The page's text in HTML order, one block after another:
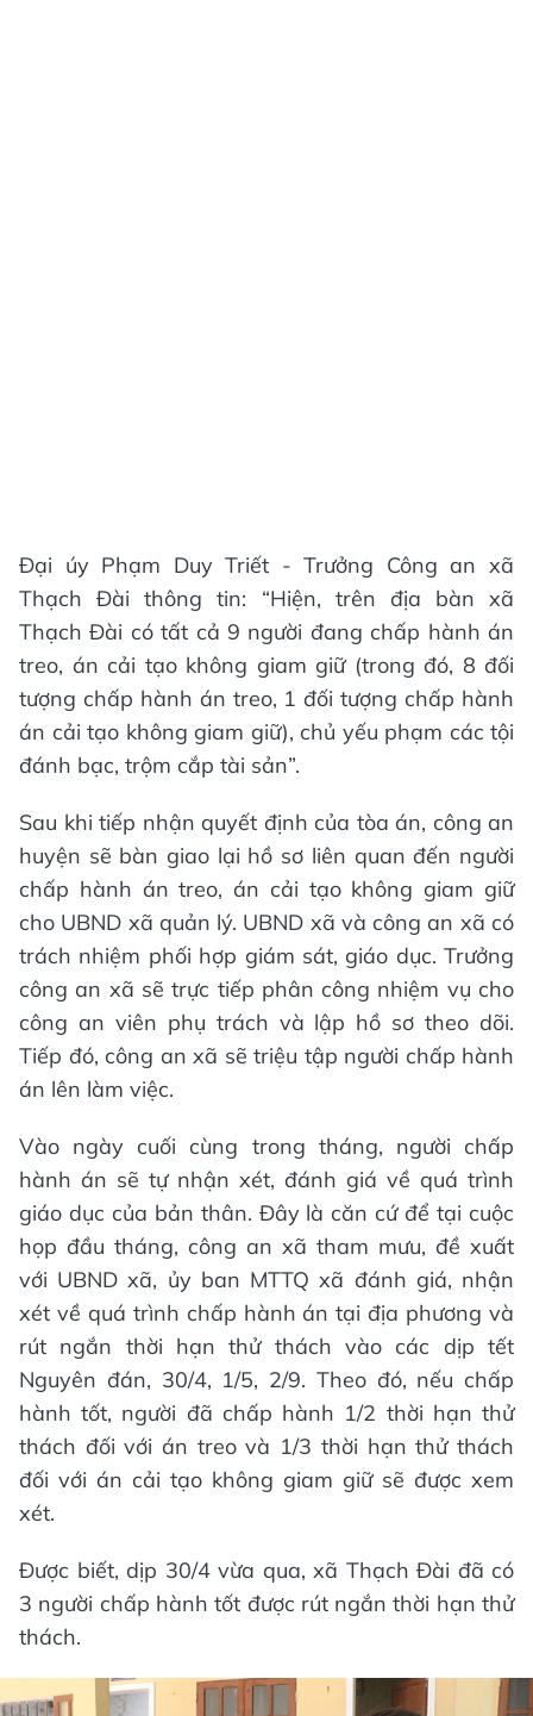
Đại úy Phạm Duy Triết - Trưởng Công an xã
Thạch Đài thông tin: “Hiện, trên địa bàn xã
Thạch Đài có tất cả 9 người đang chấp hành án
treo, án cải tạo không giam giữ (trong đó, 8 đối
tượng chấp hành án treo, 1 đối tượng chấp hành
án cải tạo không giam giữ), chủ yếu phạm các tội
đánh bạc, trộm cắp tài sản”.
Sau khi tiếp nhận quyết định của tòa án, công an
huyện sẽ bàn giao lại hồ sơ liên quan đến người
chấp hành án treo, án cải tạo không giam giữ
cho UBND xã quản lý. UBND xã và công an xã có
trách nhiệm phối hợp giám sát, giáo dục. Trưởng
công an xã sẽ trực tiếp phân công nhiệm vụ cho
công an viên phụ trách và lập hồ sơ theo dõi.
Tiếp đó, công an xã sẽ triệu tập người chấp hành
án lên làm việc.
Vào ngày cuối cùng trong tháng, người chấp
hành án sẽ tự nhận xét, đánh giá về quá trình
giáo dục của bản thân. Đây là căn cứ để tại cuộc
họp đầu tháng, công an xã tham mưu, đề xuất
với UBND xã, ủy ban MTTQ xã đánh giá, nhận
xét về quá trình chấp hành án tại địa phương và
rút ngắn thời hạn thử thách vào các dịp tết
Nguyên đán, 30/4, 1/5, 2/9. Theo đó, nếu chấp
hành tốt, người đã chấp hành 1/2 thời hạn thử
thách đối với án treo và 1/3 thời hạn thử thách
đối với án cải tạo không giam giữ sẽ được xem
xét.
Được biết, dịp 30/4 vừa qua, xã Thạch Đài đã có
3 người chấp hành tốt được rút ngắn thời hạn thử
thách.